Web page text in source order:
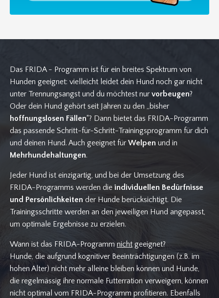
Das FRIDA - Programm ist für ein breites Spektrum von
Hunden geeignet: vielleicht leidet dein Hund noch gar nicht
unter Trennungsangst und du möchtest nur vorbeugen?
Oder dein Hund gehört seit Jahren zu den „bisher
hoffnungslosen Fällen“? Dann bietet das FRIDA-Programm
das passende Schritt-für-Schritt-Trainingsprogramm für dich
und deinen Hund. Auch geeignet für Welpen und in
Mehrhundehaltungen.
Jeder Hund ist einzigartig, und bei der Umsetzung des
FRIDA-Programms werden die individuellen Bedürfnisse
und Persönlichkeiten der Hunde berücksichtigt. Die
Trainingsschritte werden an den jeweiligen Hund angepasst,
um optimale Ergebnisse zu erzielen.
Wann ist das FRIDA-Programm nicht geeignet?
Hunde, die aufgrund kognitiver Beeinträchtigungen (z.B. im
hohen Alter) nicht mehr alleine bleiben können und Hunde,
die regelmässig ihre normale Futterration verweigern, können
nicht optimal vom FRIDA-Programm profitieren. Ebenfalls